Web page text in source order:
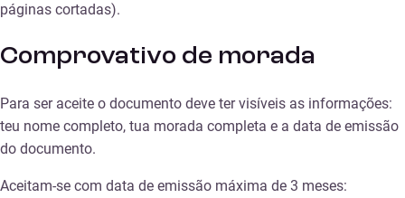
páginas cortadas).
Comprovativo de morada
Para ser aceite o documento deve ter visíveis as informações:
teu nome completo, tua morada completa e a data de emissão
do documento.
Aceitam-se com data de emissão máxima de 3 meses: